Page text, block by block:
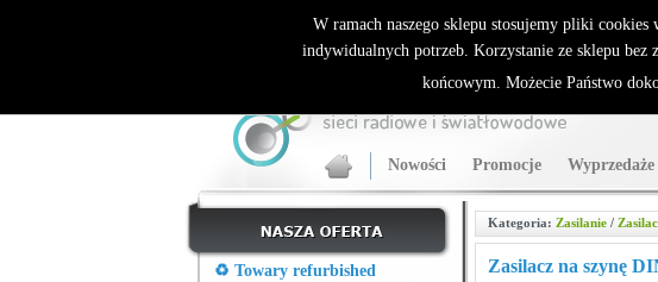
ALLNET.PL Sieci bezprzewodowe - generalny dystrybutor Sparklan
Nowości Promocje Wyprzedaże
♻️ Towary refurbished
Kategoria: Zasilanie /
Zasilacz na szynę
W ramach naszego sklepu stosujemy pliki
indywidualnych potrzeb. Korzystanie ze sklepu bez
końcowym. Możecie Państwo